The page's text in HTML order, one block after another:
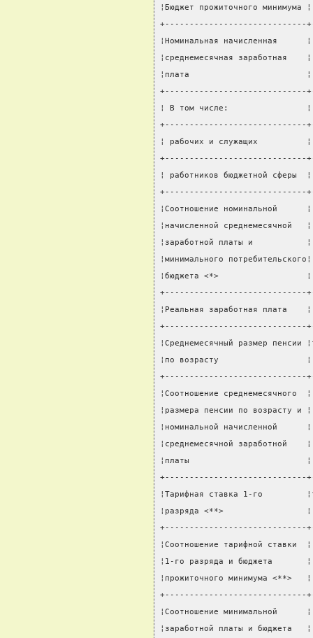
¦Бюджет прожиточного
+-----------------------------
¦Номинальная начисленная
¦среднемесячная
¦плата
+-----------------------------
¦ В том числе:
+-----------------------------
¦ рабочих и служащих
+-----------------------------
¦ работников бюджетной
+-----------------------------
¦Соотношение
¦начисленной
¦заработной платы и
¦минимального
¦бюджета <*>
+-----------------------------
¦Реальная заработная
+-----------------------------
¦Среднемесячный размер
¦по возрасту
+-----------------------------
¦Соотношение
¦размера пенсии по
¦номинальной
¦среднемесячной
¦платы
+-----------------------------
¦Тарифная ставка 1-го
¦разряда <**>
+-----------------------------
¦Соотношение тарифной
¦1-го разряда и
¦прожиточного
+-----------------------------
¦Соотношение
¦заработной платы и